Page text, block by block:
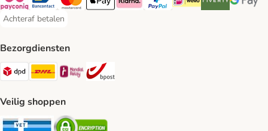
Payconiq Payment Method
Bancontact Payment Method
Mastercard Payment Method
Apple Pay Payment Method
Klarna Payment Method
PayPal Payment Method
iDeal Payment Method
Riverty Payment
Google
Achteraf betalen
Achteraf betalen Payment Method
Bezorgdiensten
Dpd Shipping Method
DHL Shipping Method
Mondial Relay Shipping Method
Veilig shoppen
Security Security